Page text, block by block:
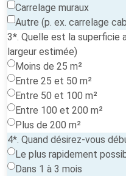
Carrelage muraux
Autre (p. ex. carrelage
3*. Quelle est la superficie
largeur estimée)
Moins de 25 m²
Entre 25 et 50 m²
Entre 50 et 100 m²
Entre 100 et 200 m²
Plus de 200 m²
4*. Quand désirez-vous
Le plus rapidement
Dans 1 à 3 mois